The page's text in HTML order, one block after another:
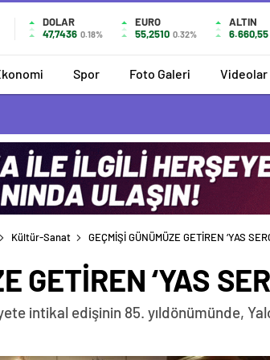
DOLAR
47,7436 0.18%
EURO
55,2510 0.32%
ALTIN
6.660,55
Spor Foto Galeri Videolar
Kültür-Sanat
GEÇMİŞİ GÜNÜMÜZE GETİREN ‘YAS
GETİREN ‘YAS
intikal edişinin 85. yıldönümünde,